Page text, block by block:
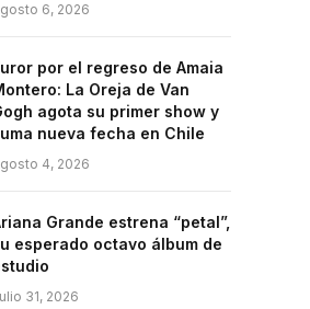
6, 2026
por el regreso de Amaia
La Oreja de Van
agota su primer show y
nueva fecha en Chile
4, 2026
Grande estrena “petal”,
esperado octavo álbum de
31, 2026